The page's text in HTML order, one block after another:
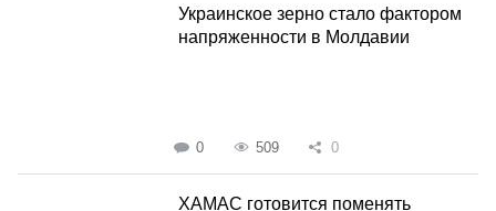
Украинское зерно стало фактором
напряженности в Молдавии
0 509 0
ХАМАС готовится поменять